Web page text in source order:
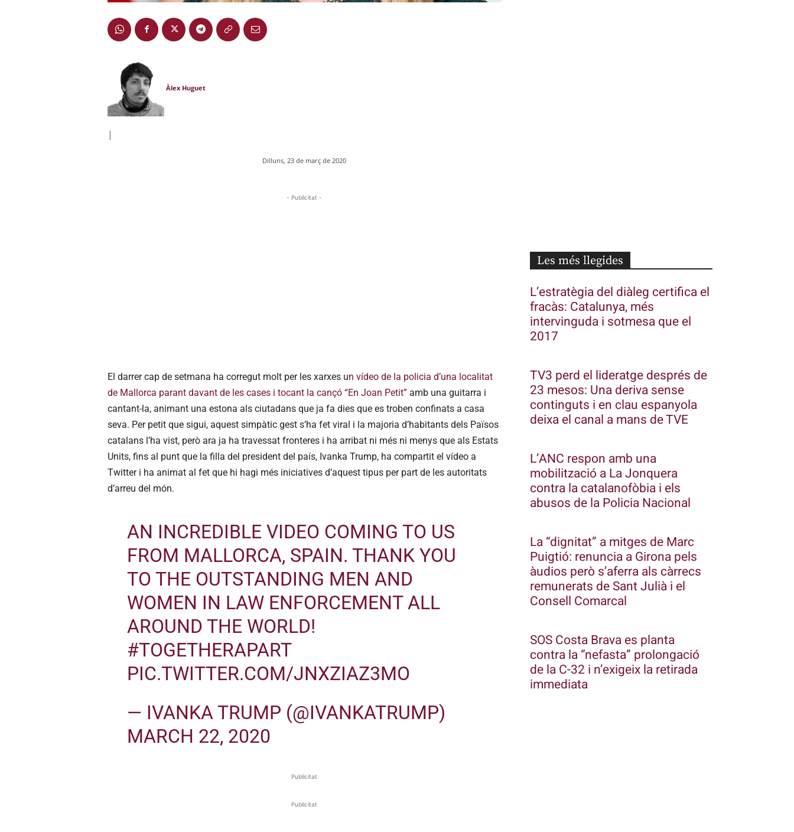
Àlex Huguet
|
Dilluns, 23 de març de 2020
- Publicitat -
El darrer cap de setmana ha corregut molt per les xarxes un vídeo de la policia d’una localitat
de Mallorca parant davant de les cases i tocant la cançó “En Joan Petit” amb una guitarra i
cantant-la, animant una estona als ciutadans que ja fa dies que es troben confinats a casa
seva. Per petit que sigui, aquest simpàtic gest s’ha fet viral i la majoria d’habitants dels Països
catalans l’ha vist, però ara ja ha travessat fronteres i ha arribat ni més ni menys que als Estats
Units, fins al punt que la filla del president del país, Ivanka Trump, ha compartit el vídeo a
Twitter i ha animat al fet que hi hagi més iniciatives d’aquest tipus per part de les autoritats
d’arreu del món.
AN INCREDIBLE VIDEO COMING TO US
FROM MALLORCA, SPAIN. THANK YOU
TO THE OUTSTANDING MEN AND
WOMEN IN LAW ENFORCEMENT ALL
AROUND THE WORLD!
#TOGETHERAPART
PIC.TWITTER.COM/JNXZIAZ3MO
— IVANKA TRUMP (@IVANKATRUMP)
MARCH 22, 2020
Publicitat
Publicitat
Les més llegides
L’estratègia del diàleg certifica el
fracàs: Catalunya, més
intervinguda i sotmesa que el
2017
TV3 perd el lideratge després de
23 mesos: Una deriva sense
continguts i en clau espanyola
deixa el canal a mans de TVE
L’ANC respon amb una
mobilització a La Jonquera
contra la catalanofòbia i els
abusos de la Policia Nacional
La “dignitat” a mitges de Marc
Puigtió: renuncia a Girona pels
àudios però s’aferra als càrrecs
remunerats de Sant Julià i el
Consell Comarcal
SOS Costa Brava es planta
contra la “nefasta” prolongació
de la C-32 i n’exigeix la retirada
immediata